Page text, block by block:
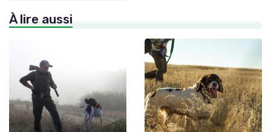
À lire aussi